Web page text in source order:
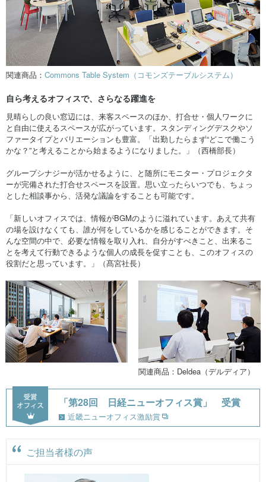
関連商品： Commons Table System（コモンズテーブルシステム）
自ら考えるオフィスで、さらなる躍進を
見晴らしの良い窓辺には、来客スペースのほか、打合せ・個人ワークに
と自由に使えるスペースが広がっています。スタンディングデスクやソ
ファータイプとバリエーションも豊富。「出勤したらまず“どこで働こう
かな？”と考えることから始まるようになりました。」（西橋部長）
グループシナジーが活かせるように、と随所にモニター・プロジェクタ
ーが完備された打合せスペースを設置。思い立ったらいつでも、ちょっ
とした相談事から、活発な議論をすることも可能です。
「新しいオフィスでは、情報がBGMのように溢れています。あえて共有
の場を設けなくても、誰が何をしているかを感じることができます。そ
んな空間の中で、必要な情報を取り入れ、自分がすべきこと、出来るこ
とを考えて行動できるような個人の成長を促すことも、このオフィスの
役割だと思っています。」（髙宮社長）
関連商品：Deldea（デルディア）
「第28回 日経ニューオフィス賞」 受賞
近畿ニューオフィス激励賞
ご担当者様の声